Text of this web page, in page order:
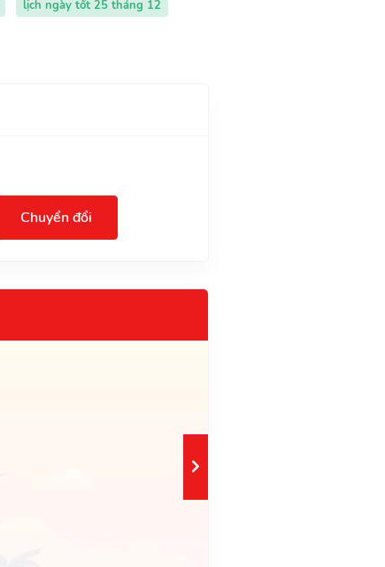
lịch ngày tốt 25 tháng 12
Chuyển đổi